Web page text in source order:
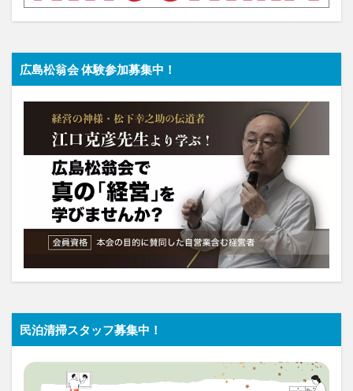
広島松翁会 体験参加募集中！
民泊清掃スタッフ募集中！